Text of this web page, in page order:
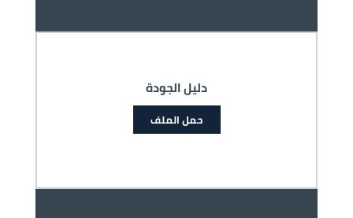
دليل الجودة
حمل الملف